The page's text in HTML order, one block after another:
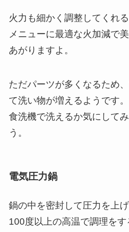
火力も細かく調整してくれ
メニューに最適な火加減で
あがりますよ。
ただパーツが多くなるため
て洗い物が増えるようです。
食洗機で洗えるか気にして
う。
電気圧力鍋
鍋の中を密封して圧力を上げ
100度以上の高温で調理を